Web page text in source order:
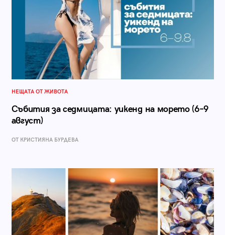
НЕЩАТА ОТ ЖИВОТА
Събития за седмицата: уикенд на морето (6–9
август)
ОТ КРИСТИЯНА БУРДЕВА